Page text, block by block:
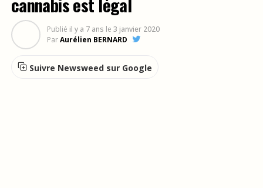
Publié il y a 7 ans le 3 janvier 2020
ParAurélien BERNARD
Suivre Newsweed sur Google